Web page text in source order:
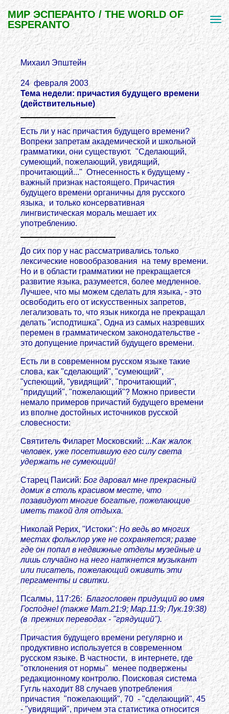
МИР ЭСПЕРАНТО / THE WORLD OF
ESPERANTO
Михаил Эпштейн
24 февраля 2003
Тема недели: причастия будущего времени
(действительные)
Есть ли у нас причастия будущего времени?
Вопреки запретам академической и школьной
грамматики, они существуют. "Сделающий,
сумеющий, пожелающий, увидящий,
прочитающий..." Отнесенность к будущему -
важный признак настоящего. Причастия
будущего времени органичны для русского
языка, и только консервативная
лингвистическая мораль мешает их
употреблению.
До сих пор у нас рассматривались только
лексические новообразования на тему времени.
Но и в области грамматики не прекращается
развитие языка, разумеется, более медленное.
Лучшее, что мы можем сделать для языка, - это
освободить его от искусственных запретов,
легализовать то, что язык никогда не прекращал
делать "исподтишка". Одна из самых назревших
перемен в грамматическом законодательстве -
это допущение причастий будущего времени.
Есть ли в современном русском языке такие
слова, как "сделающий", "сумеющий",
"успеющий, "увидящий", "прочитающий",
"придущий", "пожелающий"? Можно привести
немало примеров причастий будущего времени
из вполне достойных источников русской
словесности:
Святитель Филарет Московский:...Kак жалок
человек, уже посетившую его силу света
удержать не сумеющий!
Старец Паисий: Бог даровал мне прекрасный
домик в столь красивом месте, что
позавидуют многие богатые, пожелающие
иметь такой для отдыха.
Николай Рерих, "Истоки":Но ведь во многих
местах фольклор уже не сохраняется; разве
где он попал в недвижные отделы музейные и
лишь случайно на него наткнется музыкант
или писатель, пожелающий оживить эти
пергаменты и свитки.
Псалмы, 117:26:Благословен придущий во имя
Господне! (также Мат.21:9; Мар.11:9; Лук.19:38)
(в прежних переводах - "грядущий").
Причастия будущего времени регулярно и
продуктивно используется в современном
русском языке. В частности, в интернете, где
"отклонения от нормы" менее подвержены
редакционному контролю. Поисковая система
Гугль находит 88 случаев употребления
причастия "пожелающий", 70 - "сделающий", 45
- "увидящий", причем эта статистика относится